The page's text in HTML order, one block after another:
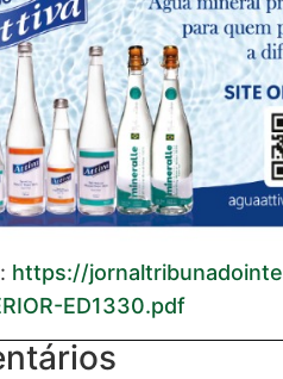
https://
ED1330.pdf